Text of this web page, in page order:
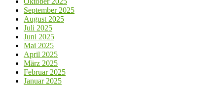
September 2025
August 2025
Juli 2025
Juni 2025
Mai 2025
April 2025
März 2025
Februar 2025
Januar 2025